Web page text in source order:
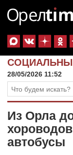
28/05/2026 11:52
Из Орла
автобусы